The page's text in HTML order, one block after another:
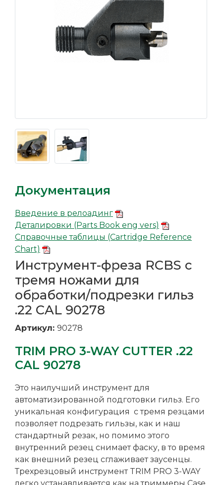
Документация
Введение в релоадинг
Деталировки (Parts Book eng vers)
Справочные таблицы (Cartridge Reference
Chart)
Инструмент-фреза RCBS с
тремя ножами для
обработки/подрезки гильз
.22 CAL 90278
Артикул: 90278
TRIM PRO 3-WAY CUTTER .22
CAL 90278
Это наилучший инструмент для
автоматизированной подготовки гильз. Его
уникальная конфигурация с тремя резцами
позволяет подрезать гильзы, как и наш
стандартный резак, но помимо этого
внутренний резец снимает фаску, в то время
как внешний резец сглаживает заусенцы.
Трехрезцовый инструмент TRIM PRO 3-WAY